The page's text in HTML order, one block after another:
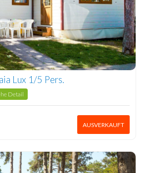
Lux 1/5 Pers.
Detail
AUSVERKAUFT